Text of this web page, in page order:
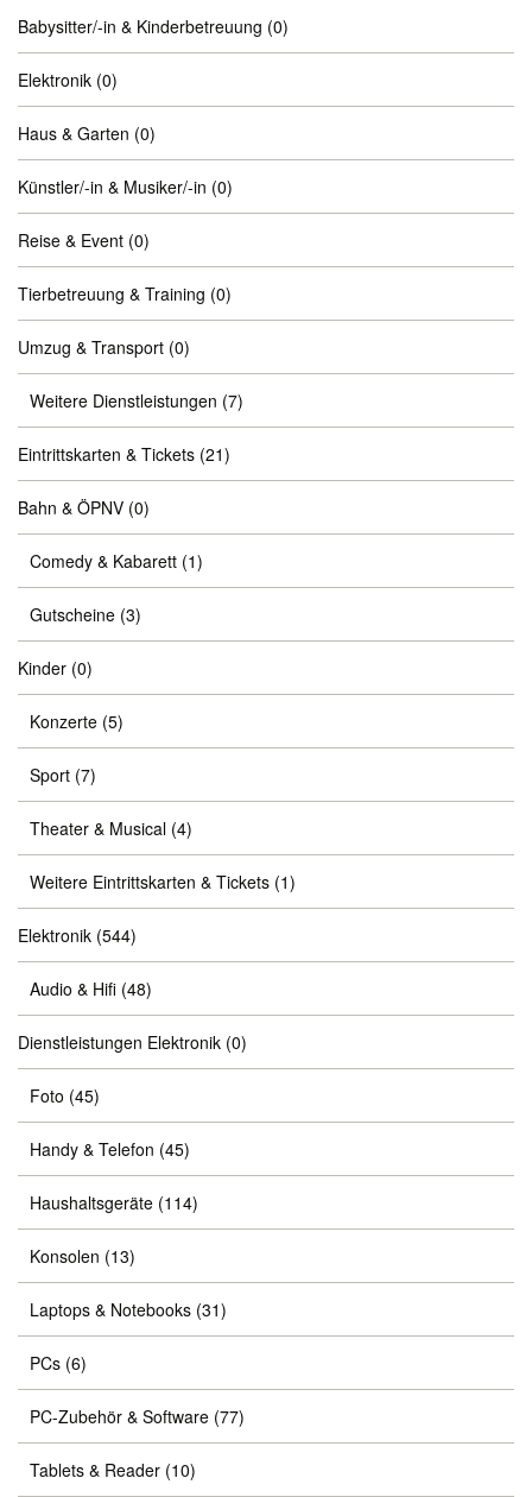
Babysitter/-in & Kinderbetreuung (0)
Elektronik (0)
Haus & Garten (0)
Künstler/-in & Musiker/-in (0)
Reise & Event (0)
Tierbetreuung & Training (0)
Umzug & Transport (0)
Weitere Dienstleistungen (7)
Eintrittskarten & Tickets (21)
Bahn & ÖPNV (0)
Comedy & Kabarett (1)
Gutscheine (3)
Kinder (0)
Konzerte (5)
Sport (7)
Theater & Musical (4)
Weitere Eintrittskarten & Tickets (1)
Elektronik (544)
Audio & Hifi (48)
Dienstleistungen Elektronik (0)
Foto (45)
Handy & Telefon (45)
Haushaltsgeräte (114)
Konsolen (13)
Laptops & Notebooks (31)
PCs (6)
PC-Zubehör & Software (77)
Tablets & Reader (10)